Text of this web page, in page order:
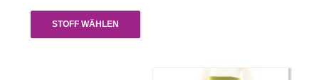
27,00 €
STOFF WÄHLEN